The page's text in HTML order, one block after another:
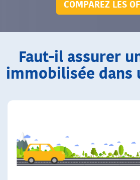
COMPAREZ LES
Faut-il assurer
immobilisée dans